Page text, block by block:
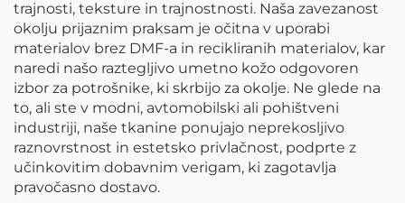
trajnosti, teksture in trajnostnosti. Naša zavezanost
okolju prijaznim praksam je očitna v uporabi
materialov brez DMF-a in recikliranih materialov, kar
naredi našo raztegljivo umetno kožo odgovoren
izbor za potrošnike, ki skrbijo za okolje. Ne glede na
to, ali ste v modni, avtomobilski ali pohištveni
industriji, naše tkanine ponujajo neprekosljivo
raznovrstnost in estetsko privlačnost, podprte z
učinkovitim dobavnim verigam, ki zagotavlja
pravočasno dostavo.